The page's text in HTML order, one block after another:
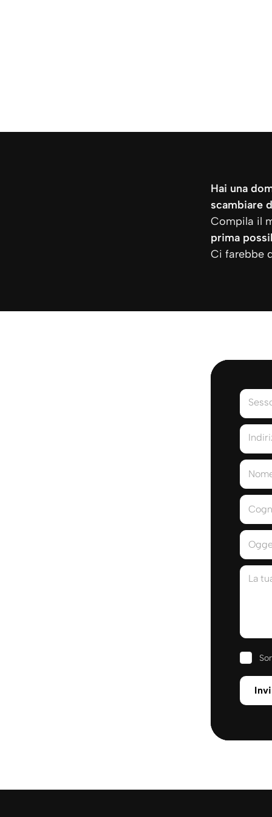
Hai una
scambiare
Compila il
prima
Ci farebbe
La